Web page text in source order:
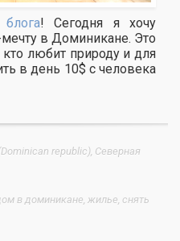
блога! Сегодня я хочу
в Доминикане. Это
любит природу и для
в день 10$ c человека
republic) Северная
в доминикане жилье снять